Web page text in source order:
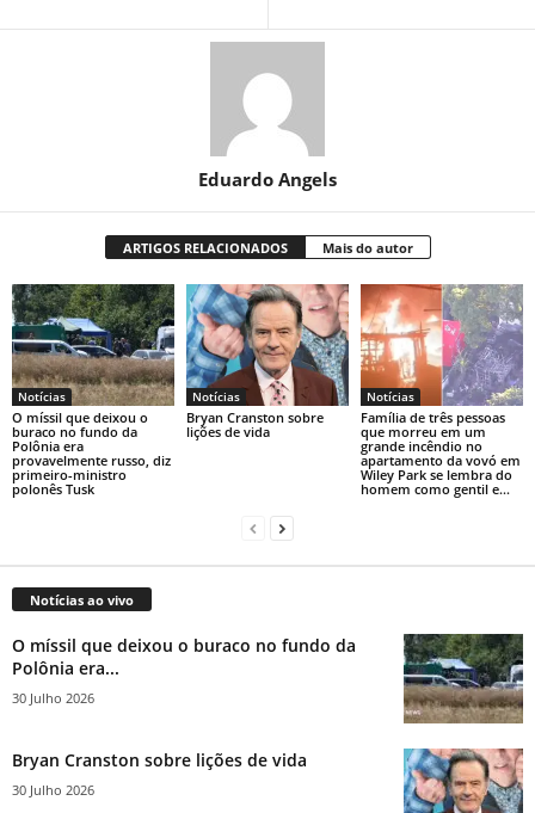
Eduardo Angels
ARTIGOS RELACIONADOS Mais do autor
Notícias
O míssil que deixou o
buraco no fundo da
Polônia era
provavelmente russo, diz
primeiro-ministro
polonês Tusk
Notícias
Bryan Cranston sobre
lições de vida
Notícias
Família de três pessoas
que morreu em um
grande incêndio no
apartamento da vovó em
Wiley Park se lembra do
homem como gentil e...
Notícias ao vivo
O míssil que deixou o buraco no fundo da
Polônia era...
30 Julho 2026
Bryan Cranston sobre lições de vida
30 Julho 2026